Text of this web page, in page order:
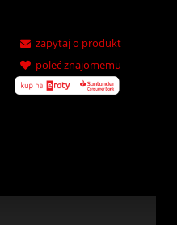
zapytaj o produkt
poleć znajomemu